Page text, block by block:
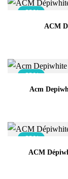
-33%
ACM
-33%
Acm
-33%
ACM